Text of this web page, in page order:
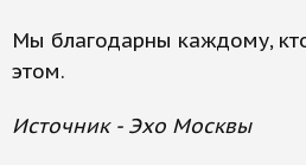
Мы благодарны каждому,
этом.
Источник - Эхо Москвы